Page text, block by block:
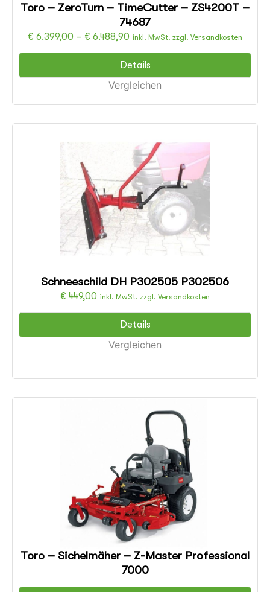
Toro – ZeroTurn – TimeCutter – ZS4200T –
74687
€ 6.399,00 – € 6.488,90 inkl. MwSt. zzgl. Versandkosten
Details
Vergleichen
Schneeschild DH P302505 P302506
€ 449,00 inkl. MwSt. zzgl. Versandkosten
Details
Vergleichen
Toro – Sichelmäher – Z-Master Professional
7000